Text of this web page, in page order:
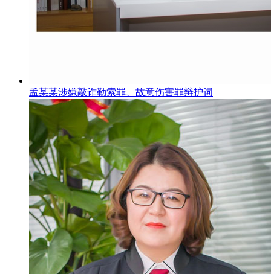
孟某某涉嫌敲诈勒索罪、故意伤害罪辩护词